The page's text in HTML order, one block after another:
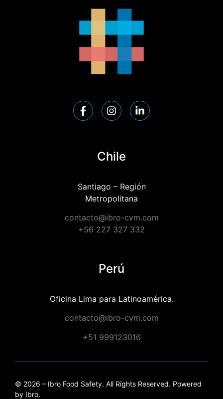
Chile
Santiago – Región
Metropolitana
contacto@ibro-cvm.com
+56 227 327 332
Perú
Oficina Lima para Latinoamérica.
contacto@ibro-cvm.com
+51 999123016
© 2026 – Ibro Food Safety. All Rights Reserved. Powered
by Ibro.